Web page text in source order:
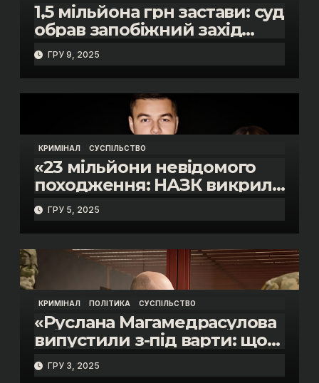
1,5 мільйона грн застави: суд
обрав запобіжний захід
помічнику нардепки Анни
Скороход у справі про
«санкційний підкуп»
ГРУ 9, 2025
КРИМІНАЛ СУСПІЛЬСТВО
«23 мільйони невідомого
походження: НАЗК викрило
розкішне життя інспектора
митниці “Тиса” Василя
Пупени»
ГРУ 5, 2025
КРИМІНАЛ ПОЛІТИКА СУСПІЛЬСТВО
«Руслана Магамедрасулова
випустили з-під варти: що
відбувалось у залі суду»
ГРУ 3, 2025